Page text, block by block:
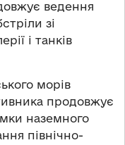
ведення
зі
і танків
морів
продовжує
наземного
північно-